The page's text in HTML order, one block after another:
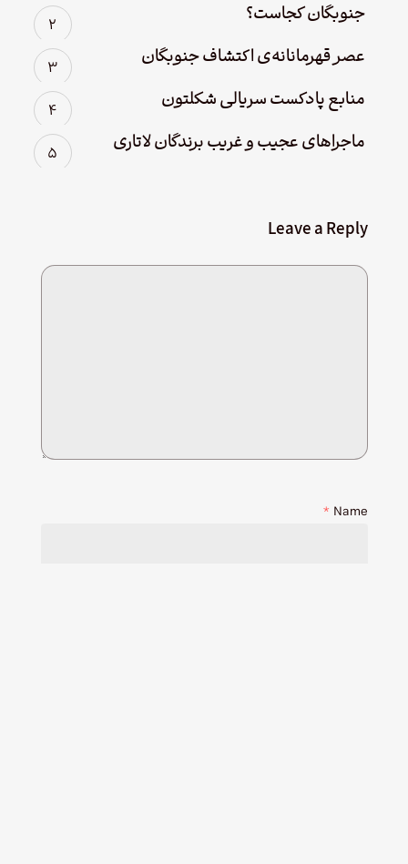
جنوبگان کجاست؟
عصر قهرمانانه‌ی اکتشاف جنوبگان
منابع پادکست سریالی شکلتون
ماجراهای عجیب و غریب برندگان لاتاری
Leave a Reply
Name
*